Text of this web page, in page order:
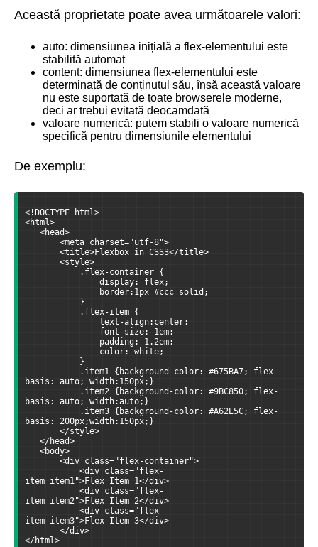
Această proprietate poate avea următoarele valori:
auto: dimensiunea inițială a flex-elementului este
stabilită automat
content: dimensiunea flex-elementului este
determinată de conținutul său, însă această valoare
nu este suportată de toate browserele moderne,
deci ar trebui evitată deocamdată
valoare numerică: putem stabili o valoare numerică
specifică pentru dimensiunile elementului
De exemplu:
<!DOCTYPE html>
<html>
<head>
<meta charset="utf-8">
<title>Flexbox în CSS3</title>
<style>
.flex-container {
display: flex;
border:1px #ccc solid;
}
.flex-item {
text-align:center;
font-size: 1em;
padding: 1.2em;
color: white;
}
.item1 {background-color: #675BA7; flex-
basis: auto; width:150px;}
.item2 {background-color: #9BC850; flex-
basis: auto; width:auto;}
.item3 {background-color: #A62E5C; flex-
basis: 200px;width:150px;}
</style>
</head>
<body>
<div class="flex-container">
<div class="flex-
item item1">Flex Item 1</div>
<div class="flex-
item item2">Flex Item 2</div>
<div class="flex-
item item3">Flex Item 3</div>
</div>
</html>